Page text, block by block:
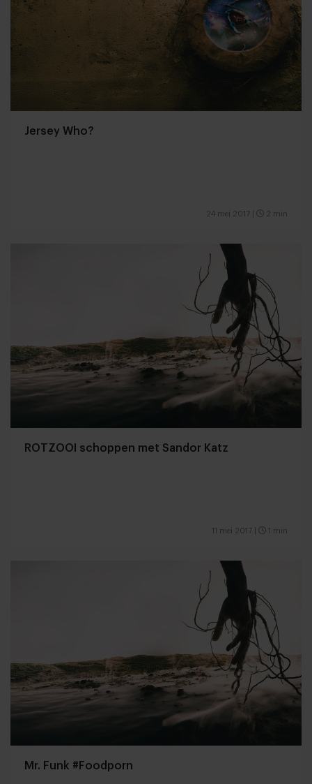
Jersey Who?
24 mei 2017 2 min
ROTZOOI schoppen met Sandor Katz
11 mei 2017 1 min
Mr. Funk #Foodporn